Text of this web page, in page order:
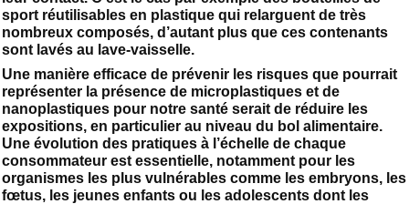
sport réutilisables en plastique qui relarguent de très
nombreux composés, d’autant plus que ces contenants
sont lavés au lave-vaisselle.
Une manière efficace de prévenir les risques que pourrait
représenter la présence de microplastiques et de
nanoplastiques pour notre santé serait de réduire les
expositions, en particulier au niveau du bol alimentaire.
Une évolution des pratiques à l’échelle de chaque
consommateur est essentielle, notamment pour les
organismes les plus vulnérables comme les embryons, les
fœtus, les jeunes enfants ou les adolescents dont les